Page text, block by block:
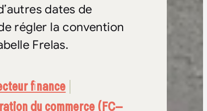
dates de
régler la convention
Frelas.
finance